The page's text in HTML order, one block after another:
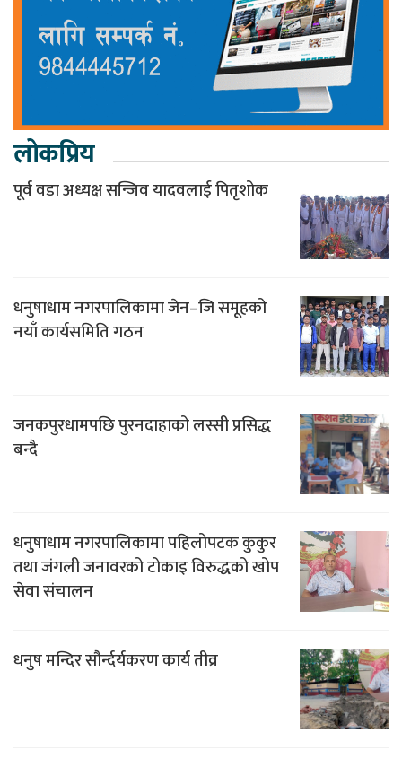
लोकप्रिय
पूर्व वडा अध्यक्ष सन्जिव यादवलाई पितृशोक
धनुषाधाम नगरपालिकामा जेन–जि समूहको
नयाँ कार्यसमिति गठन
जनकपुरधामपछि पुरनदाहाको लस्सी प्रसिद्ध
बन्दै
धनुषाधाम नगरपालिकामा पहिलोपटक कुकुर
तथा जंगली जनावरको टोकाइ विरुद्धको खोप
सेवा संचालन
धनुष मन्दिर सौर्न्दर्यकरण कार्य तीव्र